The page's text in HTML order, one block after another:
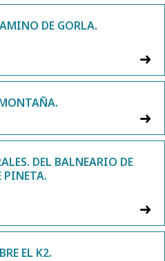
DE GORLA.
DEL BALNEARIO DE
PINETA.
EL K2.